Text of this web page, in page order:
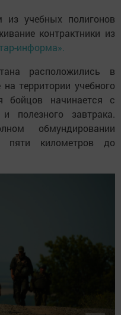
учебных полигонов
контрактники из
информа».
расположились в
территории учебного
бойцов начинается с
полезного завтрака.
обмундировании
пяти километров до